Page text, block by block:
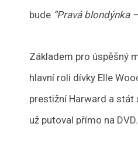
bude “Pravá blondýnka
Základem pro úspěšný
hlavní roli dívky Elle
prestižní Harward a stát
už putoval přímo na DVD.